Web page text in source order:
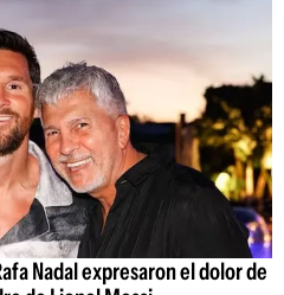
Nadal expresaron el dolor de